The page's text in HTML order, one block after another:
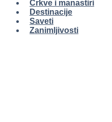
Crkve i manastiri
Destinacije
Saveti
Zanimljivosti